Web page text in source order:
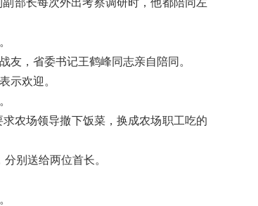
部长每次外出考察调研时，他都陪同左
，省委书记王鹤峰同志亲自陪同。
示欢迎。
农场领导撤下饭菜，换成农场职工吃的
别送给两位首长。